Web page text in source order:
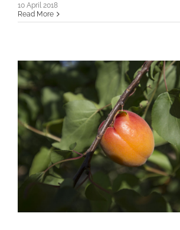
10 April 2018
Read More